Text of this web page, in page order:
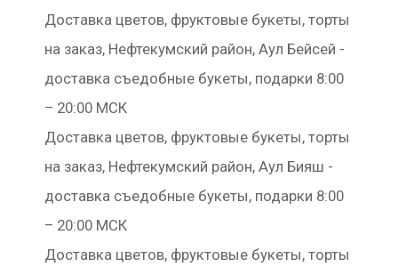
Доставка цветов, фруктовые букеты, торты
на заказ, Нефтекумский район, Аул Бейсей -
доставка съедобные букеты, подарки 8:00
– 20:00 МСК
Доставка цветов, фруктовые букеты, торты
на заказ, Нефтекумский район, Аул Бияш -
доставка съедобные букеты, подарки 8:00
– 20:00 МСК
Доставка цветов, фруктовые букеты, торты